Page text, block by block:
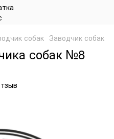
собак Заводчик собак
собак №8